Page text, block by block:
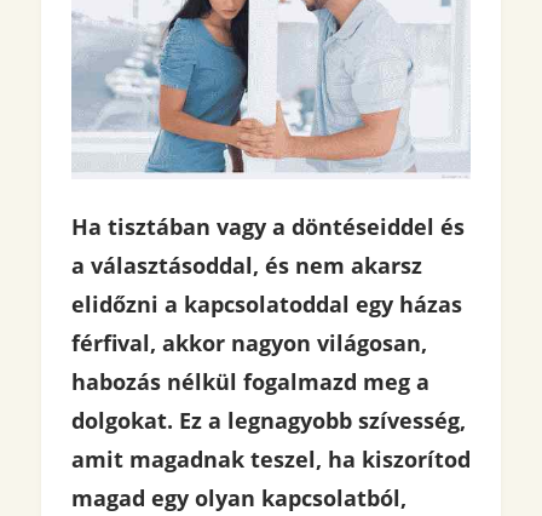
Ha tisztában vagy a döntéseiddel és
a választásoddal, és nem akarsz
elidőzni a kapcsolatoddal egy házas
férfival, akkor nagyon világosan,
habozás nélkül fogalmazd meg a
dolgokat. Ez a legnagyobb szívesség,
amit magadnak teszel, ha kiszorítod
magad egy olyan kapcsolatból,